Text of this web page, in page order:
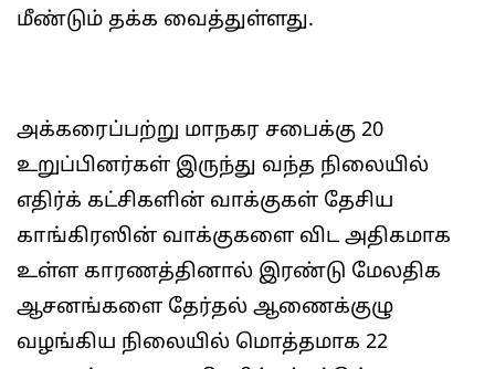
மீண்டும் தக்க வைத்துள்ளது.
அக்கரைப்பற்று மாநகர சபைக்கு 20
உறுப்பினர்கள் இருந்து வந்த நிலையில்
எதிர்க் கட்சிகளின் வாக்குகள் தேசிய
காங்கிரஸின் வாக்குகளை விட அதிகமாக
உள்ள காரணத்தினால் இரண்டு மேலதிக
ஆசனங்களை தேர்தல் ஆணைக்குழு
வழங்கிய நிலையில் மொத்தமாக 22